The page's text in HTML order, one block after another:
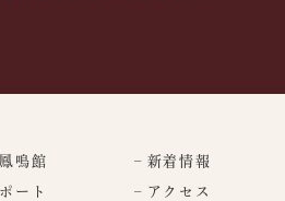
鳴館
ート
– 新着情報
– アクセス